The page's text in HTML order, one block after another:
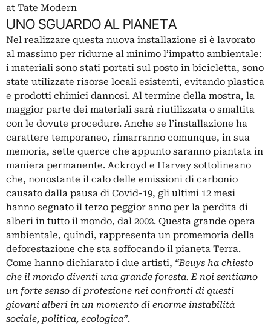
at Tate Modern
UNO SGUARDO AL PIANETA
Nel realizzare questa nuova installazione si è lavorato
al massimo per ridurne al minimo l’impatto ambientale:
i materiali sono stati portati sul posto in bicicletta, sono
state utilizzate risorse locali esistenti, evitando plastica
e prodotti chimici dannosi. Al termine della mostra, la
maggior parte dei materiali sarà riutilizzata o smaltita
con le dovute procedure. Anche se l’installazione ha
carattere temporaneo, rimarranno comunque, in sua
memoria, sette querce che appunto saranno piantata in
maniera permanente. Ackroyd e Harvey sottolineano
che, nonostante il calo delle emissioni di carbonio
causato dalla pausa di Covid-19, gli ultimi 12 mesi
hanno segnato il terzo peggior anno per la perdita di
alberi in tutto il mondo, dal 2002. Questa grande opera
ambientale, quindi, rappresenta un promemoria della
deforestazione che sta soffocando il pianeta Terra.
Come hanno dichiarato i due artisti, “Beuys ha chiesto
che il mondo diventi una grande foresta. E noi sentiamo
un forte senso di protezione nei confronti di questi
giovani alberi in un momento di enorme instabilità
sociale, politica, ecologica”.